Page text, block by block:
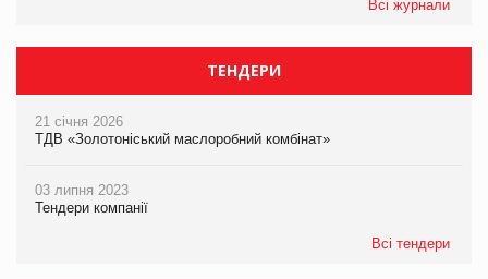
Всі журнали
ТЕНДЕРИ
21 січня 2026
ТДВ «Золотоніський маслоробний комбінат»
03 липня 2023
Тендери компанії
Всі тендери